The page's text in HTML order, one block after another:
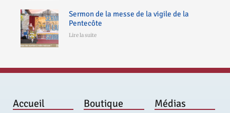
Sermon de la messe de la vigile de la
Pentecôte
Lire la suite
Accueil
Boutique Médias